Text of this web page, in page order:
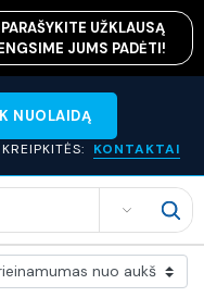
UŽKLAUSĄ
JUMS PADĖTI!
NUOLAIDĄ
KONTAKTAI
SEARCH